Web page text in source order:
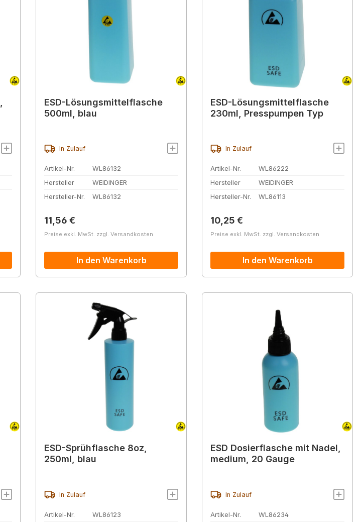
ESD-Lösungsmittelflasche
500ml, blau
In Zulauf
Artikel-Nr.
WL86132
Hersteller
WEIDINGER
Hersteller-Nr.
WL86132
Regulärer Preis:
11,56 €
Preise exkl. MwSt. zzgl. Versandkosten
In den Warenkorb
ESD-Lösungsmittelflasche
230ml, Presspumpen Typ
In Zulauf
Artikel-Nr.
WL86222
Hersteller
WEIDINGER
Hersteller-Nr.
WL86113
Regulärer Preis:
10,25 €
Preise exkl. MwSt. zzgl. Versandkosten
In den Warenkorb
ESD-Sprühflasche 8oz,
250ml, blau
In Zulauf
Artikel-Nr. WL86123
ESD Dosierflasche mit Nadel,
medium, 20 Gauge
In Zulauf
Artikel-Nr. WL86234